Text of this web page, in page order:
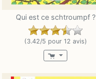
Qui est ce schtroumpf ?
(3.42/5 pour 12 avis)